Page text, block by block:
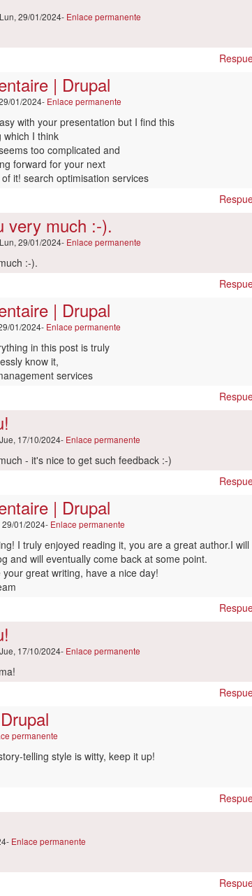
29/01/2024- Enlace permanente
| Drupal
01/2024- Enlace permanente
with your presentation but I find this
which I think
too complicated and
forward for your next
it! search optimisation services
very much :-).
29/01/2024- Enlace permanente
:-).
| Drupal
01/2024- Enlace permanente
in this post is truly
know it,
services
17/10/2024- Enlace permanente
- it's nice to get such feedback :-)
| Drupal
01/2024- Enlace permanente
I truly enjoyed reading it, you are a great author.I will
and will eventually come back at some point.
great writing, have a nice day!
17/10/2024- Enlace permanente
permanente
telling style is witty, keep it up!
Enlace permanente